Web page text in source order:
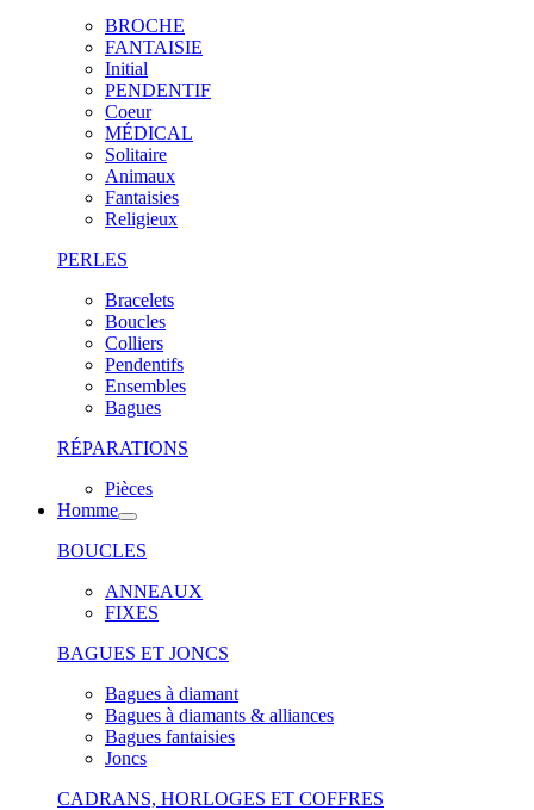
BROCHE
FANTAISIE
Initial
PENDENTIF
Coeur
MÉDICAL
Solitaire
Animaux
Fantaisies
Religieux
PERLES
Bracelets
Boucles
Colliers
Pendentifs
Ensembles
Bagues
RÉPARATIONS
Pièces
Homme
BOUCLES
ANNEAUX
FIXES
BAGUES ET JONCS
Bagues à diamant
Bagues à diamants & alliances
Bagues fantaisies
Joncs
CADRANS, HORLOGES ET COFFRES